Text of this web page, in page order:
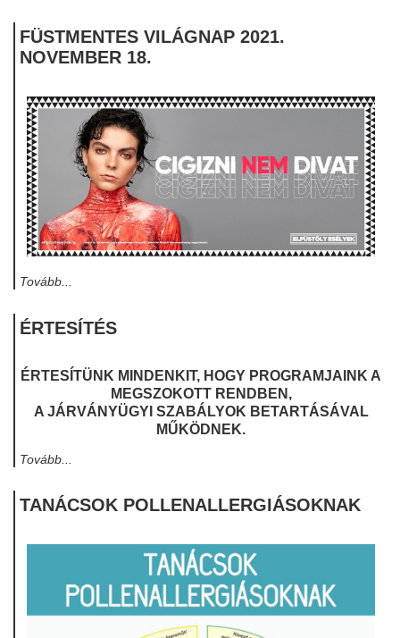
FÜSTMENTES VILÁGNAP 2021.
NOVEMBER 18.
Tovább...
ÉRTESÍTÉS
ÉRTESÍTÜNK MINDENKIT, HOGY PROGRAMJAINK A
MEGSZOKOTT RENDBEN,
A JÁRVÁNYÜGYI SZABÁLYOK BETARTÁSÁVAL
MŰKÖDNEK.
Tovább...
TANÁCSOK POLLENALLERGIÁSOKNAK